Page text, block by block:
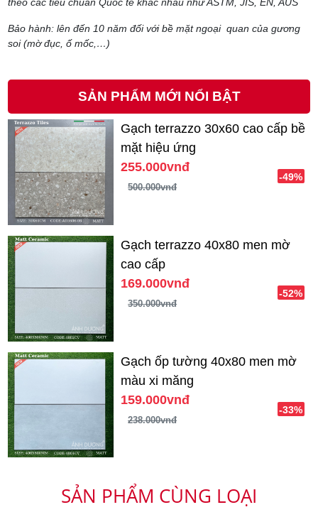
Bảo hành: lên đến 10 năm đối với bề mặt ngoại quan của gương
soi (mờ đục, ố mốc,…)
SẢN PHẨM MỚI NỔI BẬT
Gạch terrazzo 30x60 cao cấp bề
mặt hiệu ứng
255.000vnđ
500.000vnđ
-49%
Gạch terrazzo 40x80 men mờ
cao cấp
169.000vnđ
350.000vnđ
-52%
Gạch ốp tường 40x80 men mờ
màu xi măng
159.000vnđ
238.000vnđ
-33%
SẢN PHẨM CÙNG LOẠI